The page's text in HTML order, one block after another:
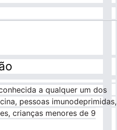
a qualquer um dos
pessoas imunodeprimidas,
crianças menores de 9